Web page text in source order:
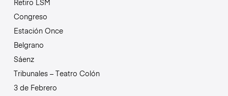
Retiro LSM
Congreso
Estación Once
Belgrano
Sáenz
Tribunales – Teatro Colón
3 de Febrero